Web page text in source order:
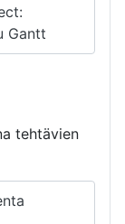
Gantt
tehtävien